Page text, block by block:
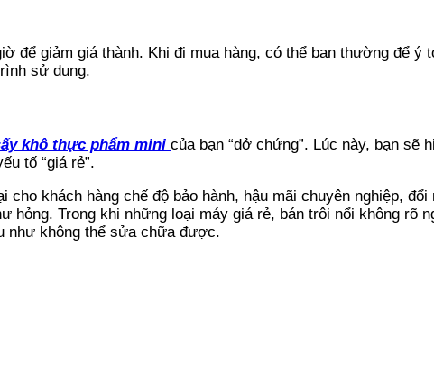
để giảm giá thành. Khi đi mua hàng, có thể bạn thường để ý
sử dụng.
khô thực phẩm mini của bạn “dở chứng”. Lúc này, bạn sẽ
tố “giá rẻ”.
khách hàng chế độ bảo hành, hậu mãi chuyên nghiệp,
Trong khi những loại máy giá rẻ, bán trôi nổi không rõ
như không thể sửa chữa được.